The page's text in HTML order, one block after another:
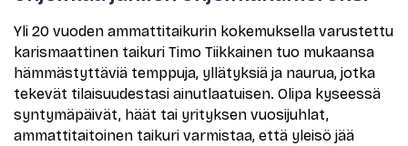
Yli 20 vuoden ammattitaikurin kokemuksella varustettu
karismaattinen taikuri Timo Tiikkainen tuo mukaansa
hämmästyttäviä temppuja, yllätyksiä ja naurua, jotka
tekevät tilaisuudestasi ainutlaatuisen. Olipa kyseessä
syntymäpäivät, häät tai yrityksen vuosijuhlat,
ammattitaitoinen taikuri varmistaa, että yleisö jää